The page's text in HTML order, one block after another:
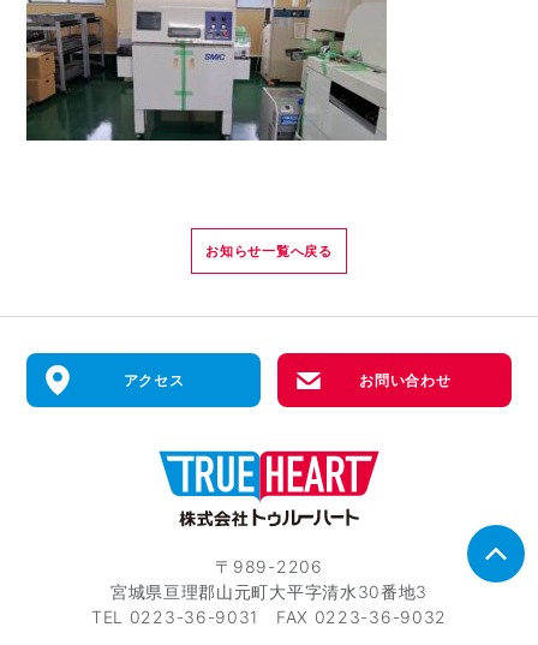
お知らせ一覧へ戻る
アクセス お問い合わせ
〒989-2206
宮城県亘理郡山元町大平字清水30番地3
TEL 0223-36-9031 FAX 0223-36-9032